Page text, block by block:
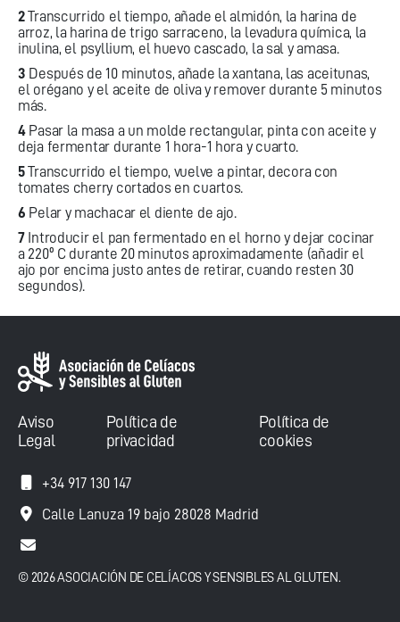
2Transcurrido el tiempo, añade el almidón, la harina de
arroz, la harina de trigo sarraceno, la levadura química, la
inulina, el psyllium, el huevo cascado, la sal y amasa.
3 Después de 10 minutos, añade la xantana, las aceitunas,
el orégano y el aceite de oliva y remover durante 5 minutos
más.
4Pasar la masa a un molde rectangular, pinta con aceite y
deja fermentar durante 1 hora-1 hora y cuarto.
5Transcurrido el tiempo, vuelve a pintar, decora con
tomates cherry cortados en cuartos.
6 Pelar y machacar el diente de ajo.
7 Introducir el pan fermentado en el horno y dejar cocinar
a 220º C durante 20 minutos aproximadamente (añadir el
ajo por encima justo antes de retirar, cuando resten 30
segundos).
Aviso
Legal
Política de
privacidad
Política de
cookies
+34 917 130 147
Calle Lanuza 19 bajo 28028 Madrid
© 2026 ASOCIACIÓN DE CELÍACOS Y SENSIBLES AL GLUTEN.